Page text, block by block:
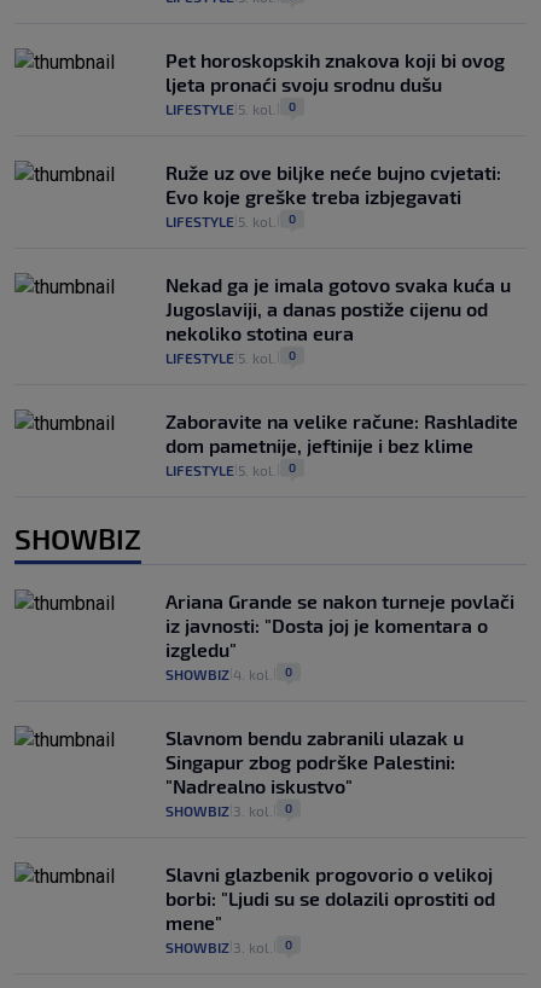
Pet horoskopskih znakova koji bi ovog
ljeta pronaći svoju srodnu dušu
LIFESTYLE 5. kol. 0
Ruže uz ove biljke neće bujno cvjetati:
Evo koje greške treba izbjegavati
LIFESTYLE 5. kol. 0
Nekad ga je imala gotovo svaka kuća u
Jugoslaviji, a danas postiže cijenu od
nekoliko stotina eura
LIFESTYLE 5. kol. 0
Zaboravite na velike račune: Rashladite
dom pametnije, jeftinije i bez klime
LIFESTYLE 5. kol. 0
SHOWBIZ
Ariana Grande se nakon turneje povlači
iz javnosti: "Dosta joj je komentara o
izgledu"
SHOWBIZ 4. kol. 0
Slavnom bendu zabranili ulazak u
Singapur zbog podrške Palestini:
"Nadrealno iskustvo"
SHOWBIZ 3. kol. 0
Slavni glazbenik progovorio o velikoj
borbi: "Ljudi su se dolazili oprostiti od
mene"
SHOWBIZ 3. kol. 0